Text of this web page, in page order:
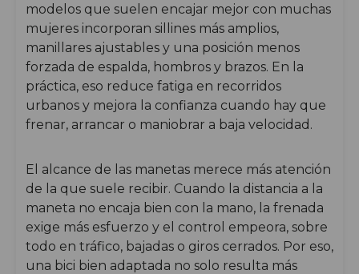
modelos que suelen encajar mejor con muchas
mujeres incorporan sillines más amplios,
manillares ajustables y una posición menos
forzada de espalda, hombros y brazos. En la
práctica, eso reduce fatiga en recorridos
urbanos y mejora la confianza cuando hay que
frenar, arrancar o maniobrar a baja velocidad.
El alcance de las manetas merece más atención
de la que suele recibir. Cuando la distancia a la
maneta no encaja bien con la mano, la frenada
exige más esfuerzo y el control empeora, sobre
todo en tráfico, bajadas o giros cerrados. Por eso,
una bici bien adaptada no solo resulta más